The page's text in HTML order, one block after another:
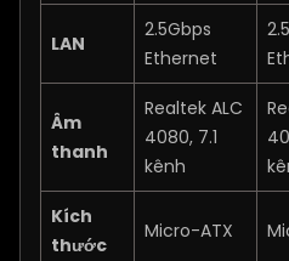
LAN
2.5Gbps
Ethernet
Âm
thanh
Realtek ALC
4080, 7.1
kênh
Kích
thước
Micro-ATX